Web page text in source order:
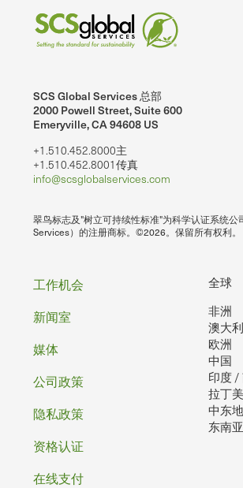
SCS Global Services 总部
2000 Powell Street, Suite 600
Emeryville, CA 94608 US
+1.510.452.8000主
+1.510.452.8001传真
info@scsglobalservices.com
翠鸟标志及"树立可持续性标准"为科学认证系统公
Services）的注册商标。©2026。保留所有权利。
全球
非洲
澳大
欧洲
中国
印度 /
拉丁
中东
东南亚
页
脚
工作机会
新闻室
媒体
公司政策
隐私政策
资格认证
在线支付